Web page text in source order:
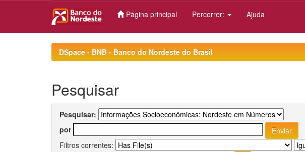
Página principal Percorrer: Ajuda
DSpace - BNB - Banco do Nordeste do Brasil
Pesquisar
Pesquisar:
por
Filtros correntes: